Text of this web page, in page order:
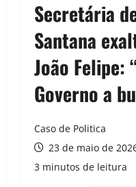
Secretária
Santana
João Felipe:
Governo a
Caso de Politica
23 de maio de
3 minutos de leitura